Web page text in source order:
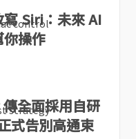
Siri：未來 AI
你操作
全面採用自研
式告別高通束